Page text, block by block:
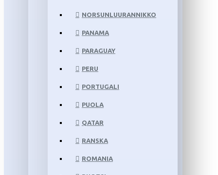
NORSUNLUURANNIKKO
PANAMA
PARAGUAY
PERU
PORTUGALI
PUOLA
QATAR
RANSKA
ROMANIA